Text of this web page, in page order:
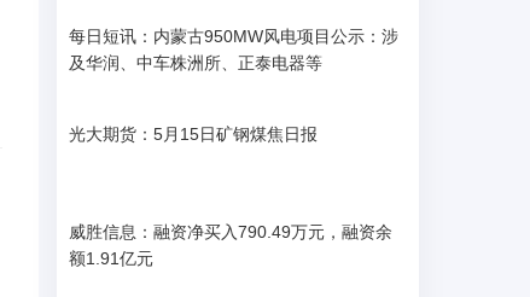
每日短讯：内蒙古950MW风电项目公示：涉
及华润、中车株洲所、正泰电器等
光大期货：5月15日矿钢煤焦日报
威胜信息：融资净买入790.49万元，融资余
额1.91亿元